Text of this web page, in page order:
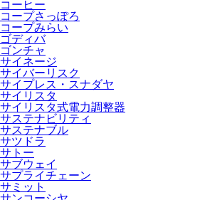
コーヒー
コープさっぽろ
コープみらい
ゴディバ
ゴンチャ
サイネージ
サイバーリスク
サイプレス・スナダヤ
サイリスタ
サイリスタ式電力調整器
サステナビリティ
サステナブル
サツドラ
サトー
サブウェイ
サプライチェーン
サミット